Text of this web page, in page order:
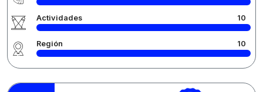
Actividades 10
Región 10